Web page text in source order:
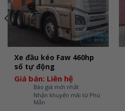
Xe đầu kéo Faw 460hp
số tự động
Giá bán: Liên hệ
Báo giá mới nhất
Nhận khuyến mãi từ Phú
Mẫn